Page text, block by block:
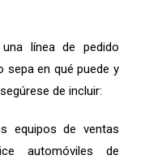
línea de pedido
sepa en qué puede y
de incluir:
equipos de ventas
automóviles de